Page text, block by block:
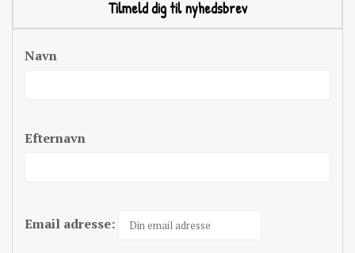
Tilmeld dig til nyhedsbrev
Navn
Efternavn
Email adresse: